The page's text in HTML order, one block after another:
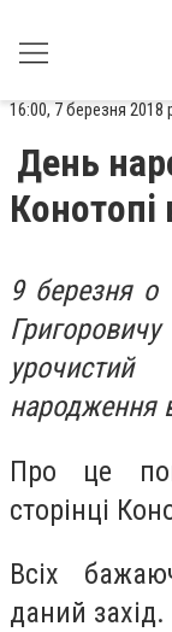
16:00, 7 березня 2018
День
Конотопі
9 березня о
народження
Про це
сторінці
Всіх
даний захід.